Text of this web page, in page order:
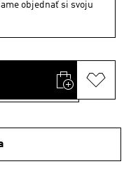
objednať si svoju